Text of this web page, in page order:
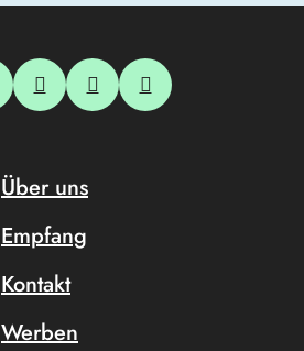
Über uns
Empfang
Kontakt
Werben